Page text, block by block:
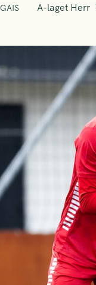
GAIS A-laget Herr